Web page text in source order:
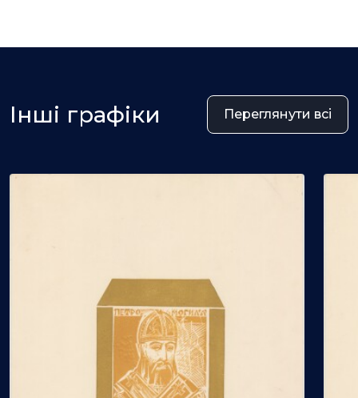
Інші графіки Переглянути всі